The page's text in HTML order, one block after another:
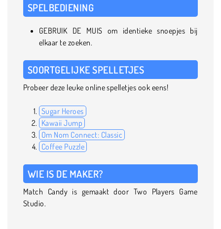
SPELBEDIENING
GEBRUIK DE MUIS om identieke snoepjes bij
elkaar te zoeken.
SOORTGELIJKE SPELLETJES
Probeer deze leuke online spelletjes ook eens!
Sugar Heroes
Kawaii Jump
Om Nom Connect: Classic
Coffee Puzzle
WIE IS DE MAKER?
Match Candy is gemaakt door Two Players Game
Studio.